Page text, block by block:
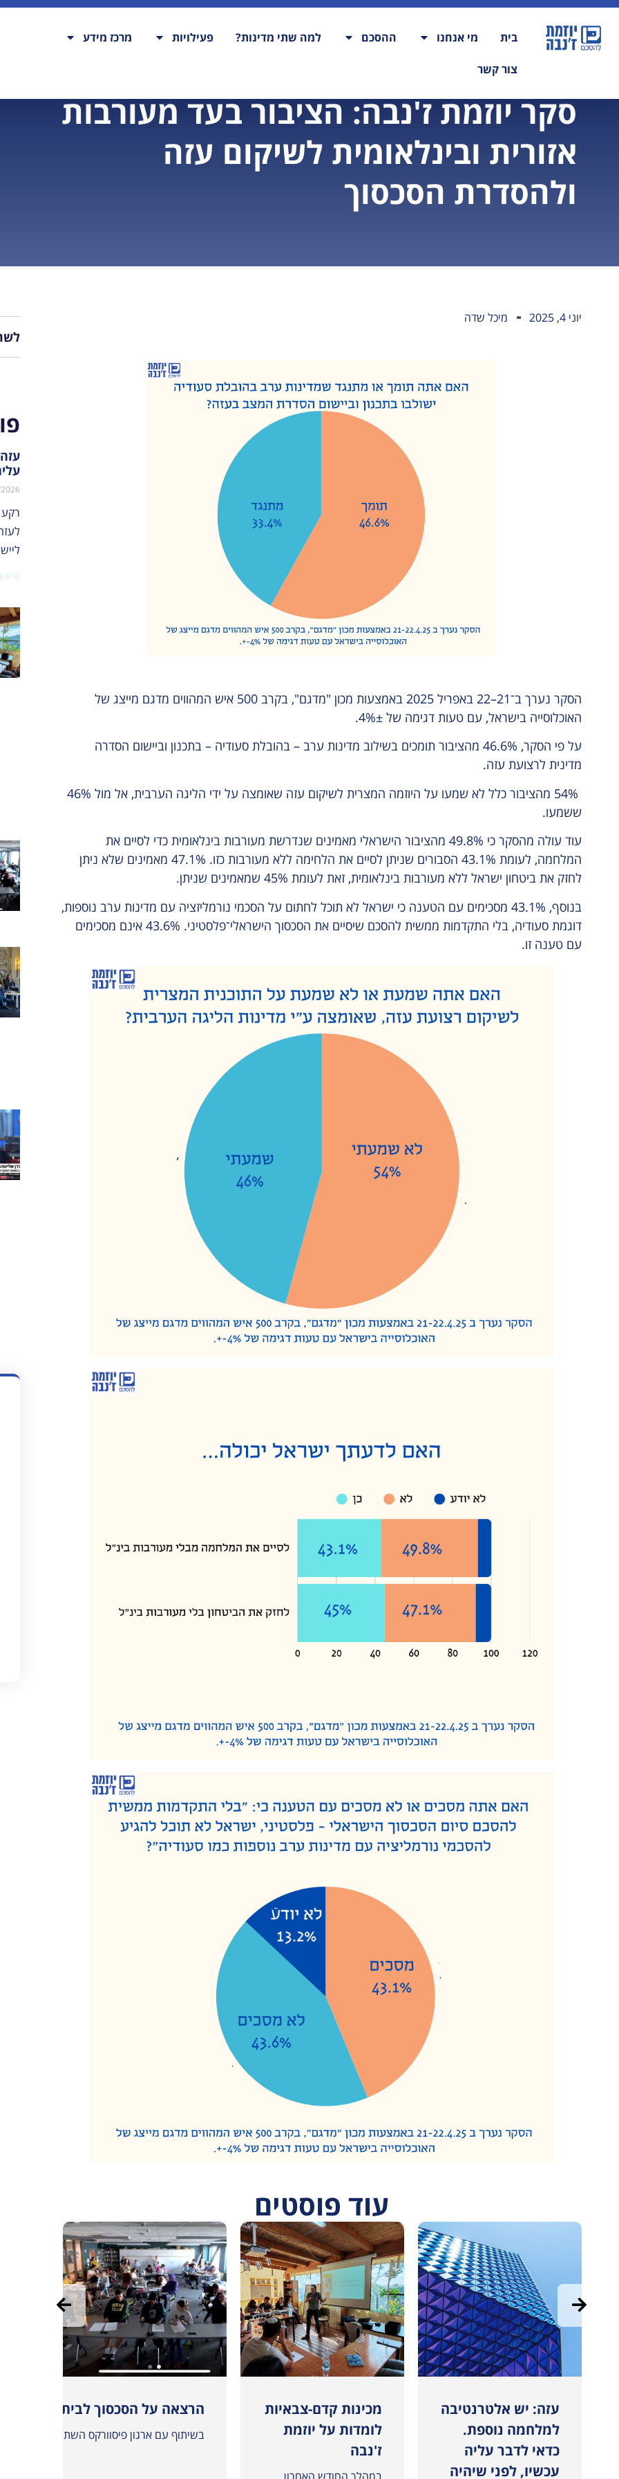
בית מי אנחנו ההסכם למה שתי מדינות? פעילויות מרכז מידע
צור קשר
סקר יוזמת ז'נבה: הציבור בעד מעורבות
אזורית ובינלאומית לשיקום עזה
ולהסדרת הסכסוך
יוני 4, 2025 מיכל שדה
הסקר נערך ב־21–22 באפריל 2025 באמצעות מכון "מדגם", בקרב 500 איש המהווים מדגם מייצג של
האוכלוסייה בישראל, עם טעות דגימה של 4%±.
על פי הסקר, 46.6% מהציבור תומכים בשילוב מדינות ערב – בהובלת סעודיה – בתכנון וביישום הסדרה
מדינית לרצועת עזה.
54% מהציבור כלל לא שמעו על היוזמה המצרית לשיקום עזה שאומצה על ידי הליגה הערבית, אל מול 46%
ששמעו.
עוד עולה מהסקר כי 49.8% מהציבור הישראלי מאמינים שנדרשת מעורבות בינלאומית כדי לסיים את
המלחמה, לעומת 43.1% הסבורים שניתן לסיים את הלחימה ללא מעורבות כזו. 47.1% מאמינים שלא ניתן
לחזק את ביטחון ישראל ללא מעורבות בינלאומית, זאת לעומת 45% שמאמינים שניתן.
בנוסף, 43.1% מסכימים עם הטענה כי ישראל לא תוכל לחתום על הסכמי נורמליזציה עם מדינות ערב נוספות,
דוגמת סעודיה, בלי התקדמות ממשית להסכם שיסיים את הסכסוך הישראלי־פלסטיני. 43.6% אינם מסכימים
עם טענה זו.
עוד פוסטים
המדינות במכינת אדרת
עזה: יש אלטרנטיבה
למלחמה נוספת.
כדאי לדבר עליה
עכשיו, לפני שיהיה
מכינות קדם-צבאיות
לומדות על יוזמת
ז'נבה
הרצאה על הסכסוך לבית הספר “טק
בשיתוף עם ארגון פיסוורקס השתתפנו במפגש
רקע
קרא